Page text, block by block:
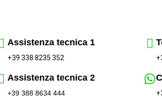
Assistenza tecnica 1
+39 338 8235 352
Assistenza tecnica 2
+39 388 8634 444